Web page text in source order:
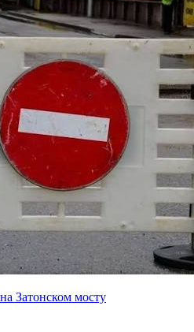
Затонском мосту